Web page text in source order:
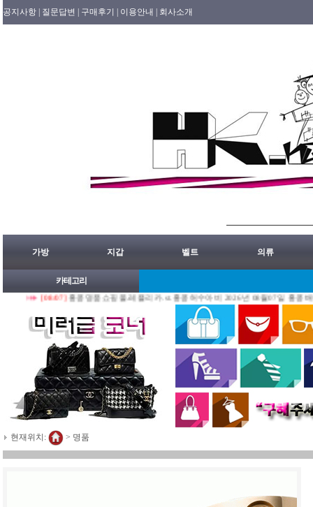
공지사항 | 질문답변 | 구매후기 | 이용안내 | 회사소개
가방 지갑 벨트 의류
카테고리
[08/07]홍콩명품쇼핑몰.레플리카.st.홍콩허수아비 2026년 08월07일 홍콩배송출발
현재위치: > 명품